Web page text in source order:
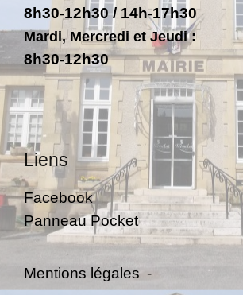
8h30-12h30 / 14h-17h30
Mardi, Mercredi et Jeudi :
8h30-12h30
Liens
Facebook
Panneau Pocket
Mentions légales -